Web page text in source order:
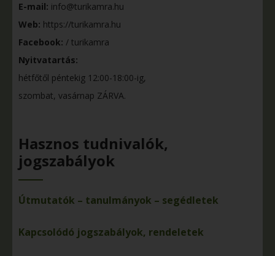
E-mail: info@turikamra.hu
Web: https://turikamra.hu
Facebook: / turikamra
Nyitvatartás:
hétfőtől péntekig 12:00-18:00-ig,
szombat, vasárnap ZÁRVA.
Hasznos tudnivalók,
jogszabályok
Útmutatók – tanulmányok – segédletek
Kapcsolódó jogszabályok, rendeletek